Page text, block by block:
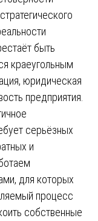
быть
краеугольным
юридическая
предприятия.
серьёзных
и
для которых
процесс
собственные